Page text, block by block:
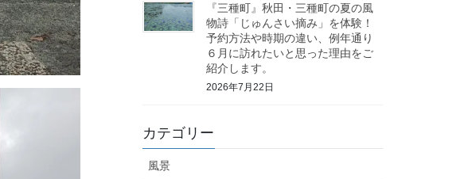
『三種町』秋田・三種町の夏の風
物詩「じゅんさい摘み」を体験！
予約方法や時期の違い、例年通り
６月に訪れたいと思った理由をご
紹介します。
2026年7月22日
カテゴリー
風景